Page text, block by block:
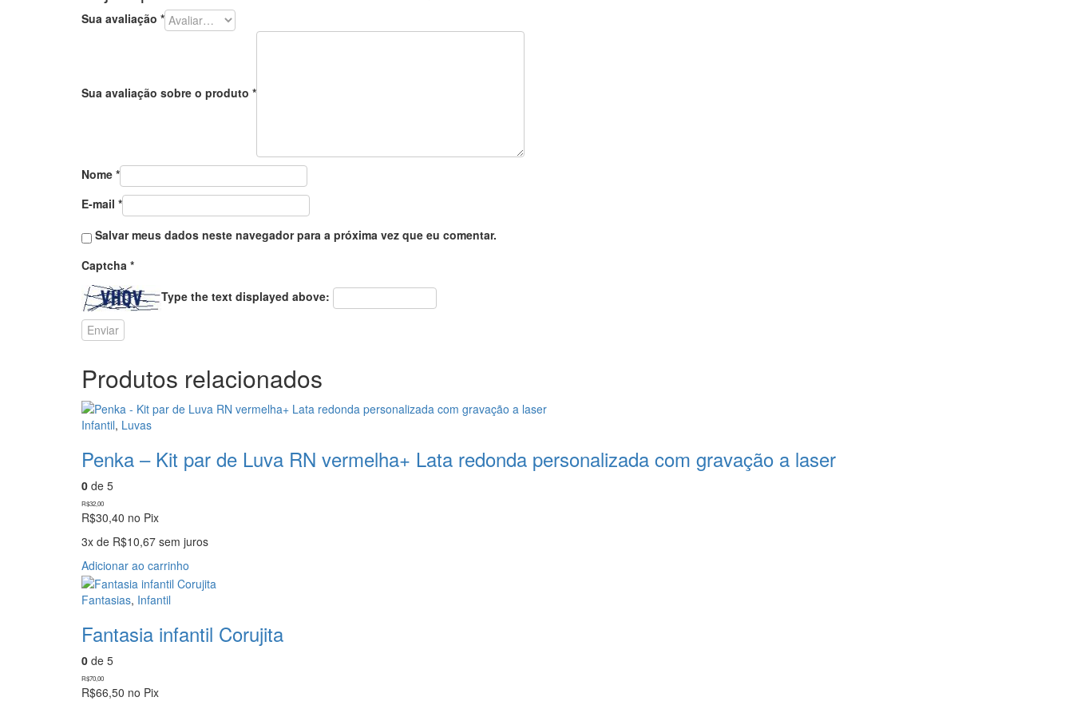
Sua avaliação *
Sua avaliação sobre o produto *
Nome *
E-mail *
Salvar meus dados neste navegador para a próxima vez que eu comentar.
Captcha *
Type the text displayed above:
Produtos relacionados
Infantil, Luvas
Penka – Kit par de Luva RN vermelha+ Lata redonda personalizada com gravação a laser
0 de 5
R$32,00
R$30,40 no Pix
3x de R$10,67 sem juros
Adicionar ao carrinho
Fantasias, Infantil
Fantasia infantil Corujita
0 de 5
R$70,00
R$66,50 no Pix